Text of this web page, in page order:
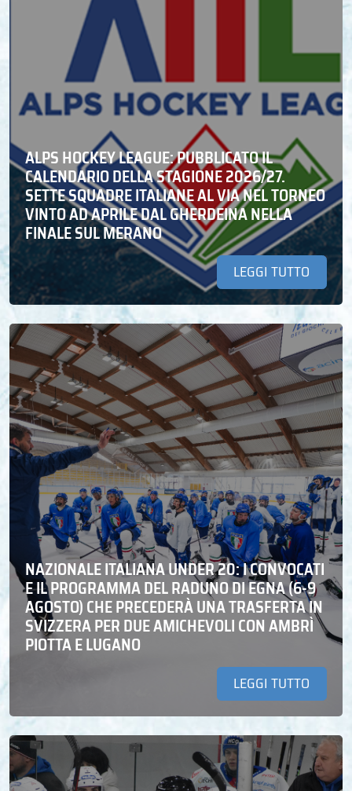
ALPS HOCKEY LEAGUE: PUBBLICATO IL
CALENDARIO DELLA STAGIONE 2026/27.
SETTE SQUADRE ITALIANE AL VIA NEL TORNEO
VINTO AD APRILE DAL GHERDEINA NELLA
FINALE SUL MERANO
LEGGI TUTTO
NAZIONALE ITALIANA UNDER 20: I CONVOCATI
E IL PROGRAMMA DEL RADUNO DI EGNA (6-9
AGOSTO) CHE PRECEDERÀ UNA TRASFERTA IN
SVIZZERA PER DUE AMICHEVOLI CON AMBRÌ
PIOTTA E LUGANO
LEGGI TUTTO